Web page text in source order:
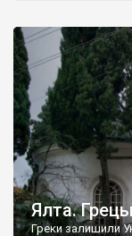
є відданими
Ялта.
Греки залишили